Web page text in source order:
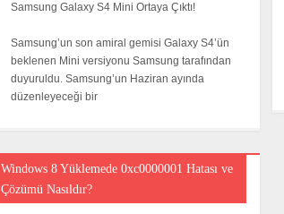
Samsung Galaxy S4 Mini Ortaya Çıktı!
Samsung’un son amiral gemisi Galaxy S4’ün
beklenen Mini versiyonu Samsung tarafından
duyuruldu. Samsung’un Haziran ayında
düzenleyeceği bir
Windows 8 Yüklemede 0xc0000001 Hatası ve
Çözümü Nasıldır?